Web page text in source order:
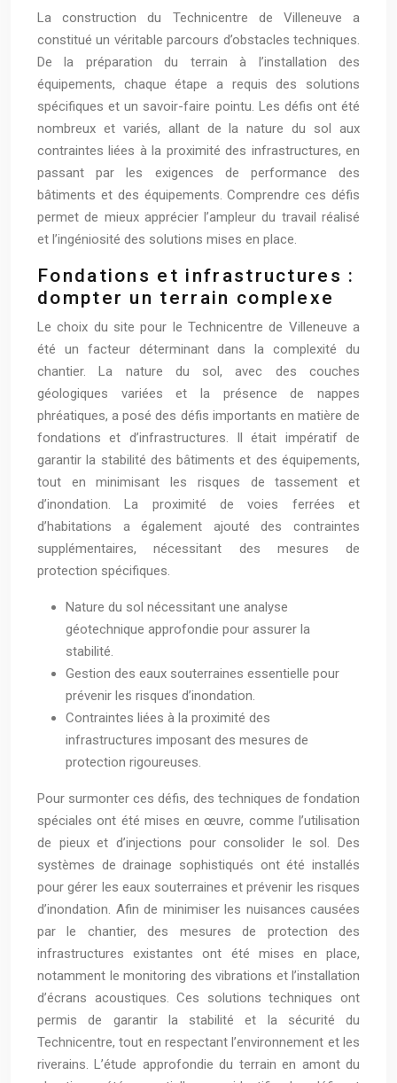
La construction du Technicentre de Villeneuve a
constitué un véritable parcours d’obstacles techniques.
De la préparation du terrain à l’installation des
équipements, chaque étape a requis des solutions
spécifiques et un savoir-faire pointu. Les défis ont été
nombreux et variés, allant de la nature du sol aux
contraintes liées à la proximité des infrastructures, en
passant par les exigences de performance des
bâtiments et des équipements. Comprendre ces défis
permet de mieux apprécier l’ampleur du travail réalisé
et l’ingéniosité des solutions mises en place.
Fondations et infrastructures :
dompter un terrain complexe
Le choix du site pour le Technicentre de Villeneuve a
été un facteur déterminant dans la complexité du
chantier. La nature du sol, avec des couches
géologiques variées et la présence de nappes
phréatiques, a posé des défis importants en matière de
fondations et d’infrastructures. Il était impératif de
garantir la stabilité des bâtiments et des équipements,
tout en minimisant les risques de tassement et
d’inondation. La proximité de voies ferrées et
d’habitations a également ajouté des contraintes
supplémentaires, nécessitant des mesures de
protection spécifiques.
Nature du sol nécessitant une analyse
géotechnique approfondie pour assurer la
stabilité.
Gestion des eaux souterraines essentielle pour
prévenir les risques d’inondation.
Contraintes liées à la proximité des
infrastructures imposant des mesures de
protection rigoureuses.
Pour surmonter ces défis, des techniques de fondation
spéciales ont été mises en œuvre, comme l’utilisation
de pieux et d’injections pour consolider le sol. Des
systèmes de drainage sophistiqués ont été installés
pour gérer les eaux souterraines et prévenir les risques
d’inondation. Afin de minimiser les nuisances causées
par le chantier, des mesures de protection des
infrastructures existantes ont été mises en place,
notamment le monitoring des vibrations et l’installation
d’écrans acoustiques. Ces solutions techniques ont
permis de garantir la stabilité et la sécurité du
Technicentre, tout en respectant l’environnement et les
riverains. L’étude approfondie du terrain en amont du